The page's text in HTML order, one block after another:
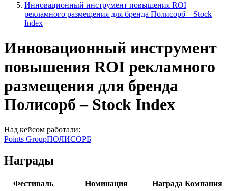
Инновационный инструмент повышения ROI
рекламного размещения для бренда Полисорб – Stock
Index
Инновационный инструмент
повышения ROI рекламного
размещения для бренда
Полисорб – Stock Index
Над кейсом работали:
Points GroupПОЛИСОРБ
Награды
Фестиваль Номинация Награда Компания